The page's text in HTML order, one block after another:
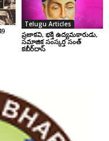
Telugu Articles
ప్రజాకవి, భక్తి ఉద్యమకారుడు,
సమాజిక సంస్కర్త సంత్‌
కబీర్‌దాస్‌